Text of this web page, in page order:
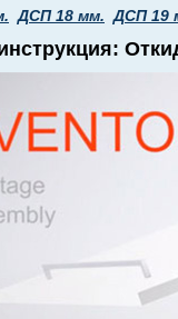
ДСП 18 мм. ДСП 19